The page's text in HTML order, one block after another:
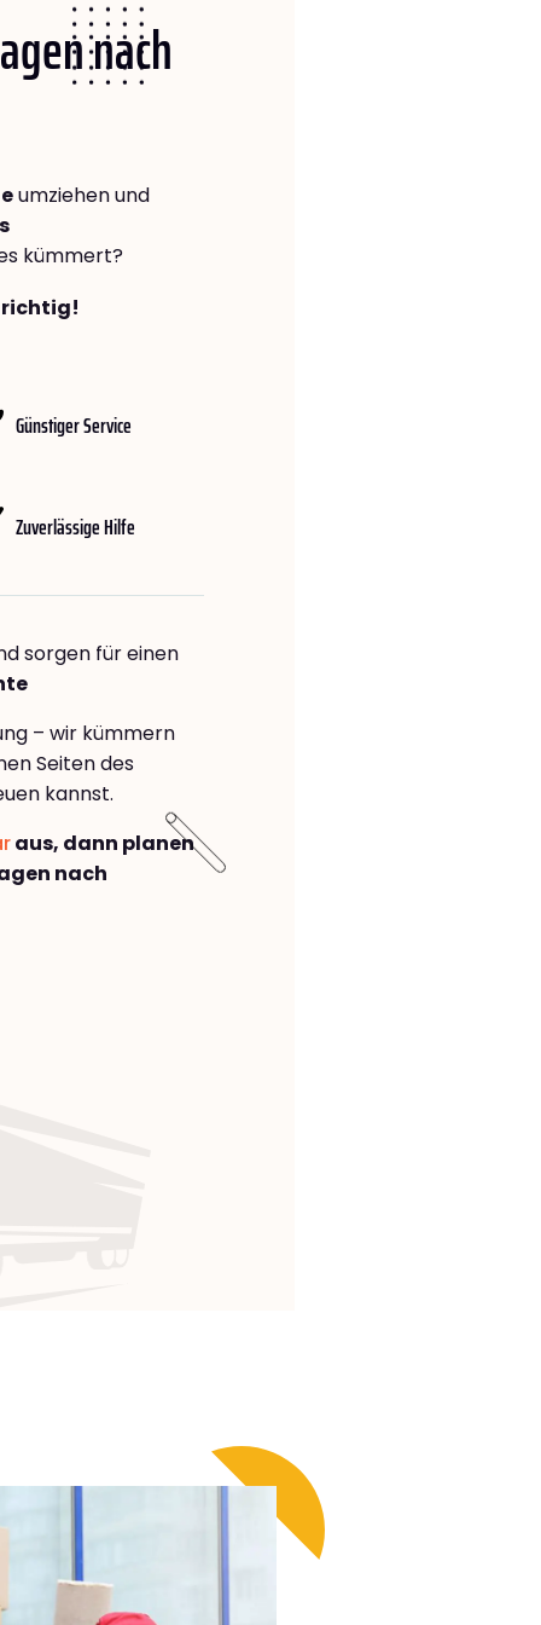
nach
umziehen und
kümmert?
richtig!
Günstiger Service
Zuverlässige Hilfe
sorgen für einen
– wir kümmern
Seiten des
kannst.
aus, dann planen
nach